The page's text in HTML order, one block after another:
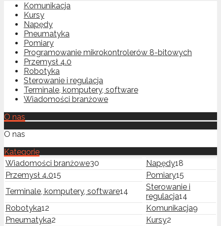
Komunikacja
Kursy
Napędy
Pneumatyka
Pomiary
Programowanie mikrokontrolerów 8-bitowych
Przemysł 4.0
Robotyka
Sterowanie i regulacja
Terminale, komputery, software
Wiadomości branżowe
O nas
O nas
Kategorie
Wiadomości branżowe30 Napędy18
Przemysł 4.015 Pomiary15
Terminale, komputery, software14
Sterowanie i
regulacja14
Robotyka12 Komunikacja9
Pneumatyka2 Kursy2